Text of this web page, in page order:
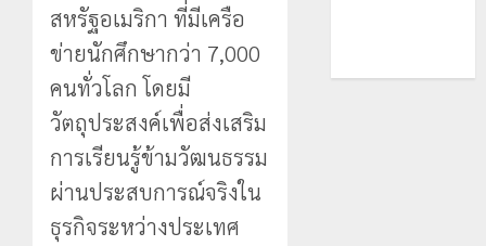
สหรัฐอเมริกา ที่มีเครือ
ข่ายนักศึกษากว่า 7,000
คนทั่วโลกโดยมี
วัตถุประสงค์เพื่อส่งเสริม
การเรียนรู้ข้ามวัฒนธรรม
ผ่านประสบการณ์จริงใน
ธุรกิจระหว่างประเทศ